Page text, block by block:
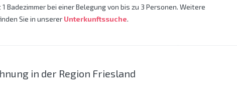
Badezimmer bei einer Belegung von bis zu 3 Personen. Weitere
Sie in unserer Unterkunftssuche.
in der Region Friesland